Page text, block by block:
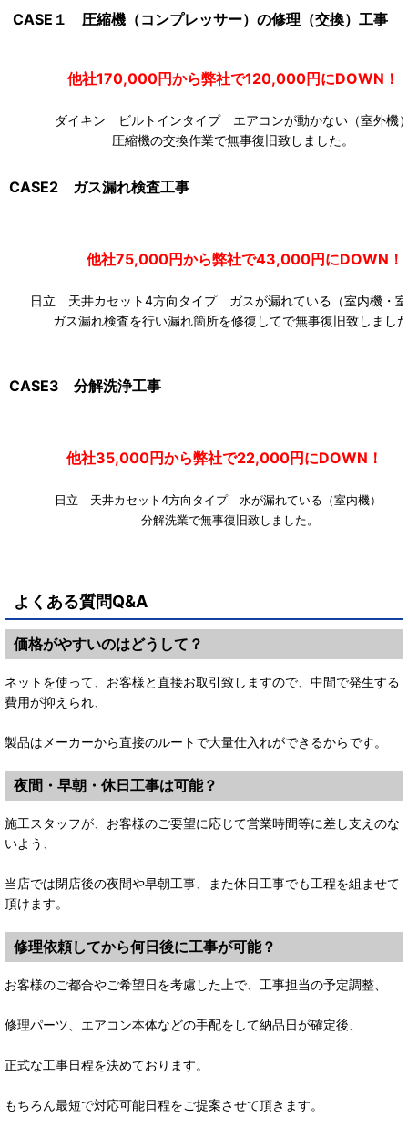
CASE１ 圧縮機（コンプレッサー）の修理（交換）工事
他社170,000円から弊社で120,000円に
ダイキン ビルトインタイプ エアコンが動かない（室外機
圧縮機の交換作業で無事復旧致しました。
CASE2 ガス漏れ検査工事
他社75,000円から弊社で43,000円にDOWN！
日立 天井カセット4方向タイプ ガスが漏れている（室内機・
ガス漏れ検査を行い漏れ箇所を修復してで無事復旧致しまし
CASE3 分解洗浄工事
他社35,000円から弊社で22,000円にDOWN！
日立 天井カセット4方向タイプ 水が漏れている（室内機
分解洗業で無事復旧致しました。
よくある質問Q&A
価格がやすいのはどうして？
ネットを使って、お客様と直接お取引致しますので、中間で発生する
費用が抑えられ、
製品はメーカーから直接のルートで大量仕入れができるからです。
夜間・早朝・休日工事は可能？
施工スタッフが、お客様のご要望に応じて営業時間等に差し支えのな
いよう、
当店では閉店後の夜間や早朝工事、また休日工事でも工程を組ませて
頂けます。
修理依頼してから何日後に工事が可能？
お客様のご都合やご希望日を考慮した上で、工事担当の予定調整、
修理パーツ、エアコン本体などの手配をして納品日が確定後、
正式な工事日程を決めております。
もちろん最短で対応可能日程をご提案させて頂きます。